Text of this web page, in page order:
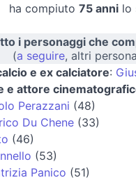
ha compiuto 75 anni lo
i personaggi che
(a seguire, altri
e ex calciatore:
e attore
Perazzani (48)
Du Chene(33)
(46)
(53)
Panico (51)